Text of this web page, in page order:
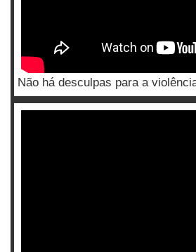
Não há desculpas para a